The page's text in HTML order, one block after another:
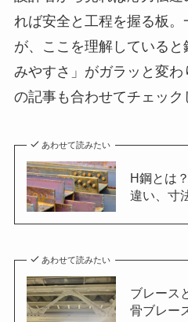
れば安全と工程を握る板
が、ここを理解している
みやすさ」がガラッと変
の記事も合わせてチェック
あわせて読みたい
H鋼とは
違い、寸
あわせて読みたい
ブレース
骨ブレー